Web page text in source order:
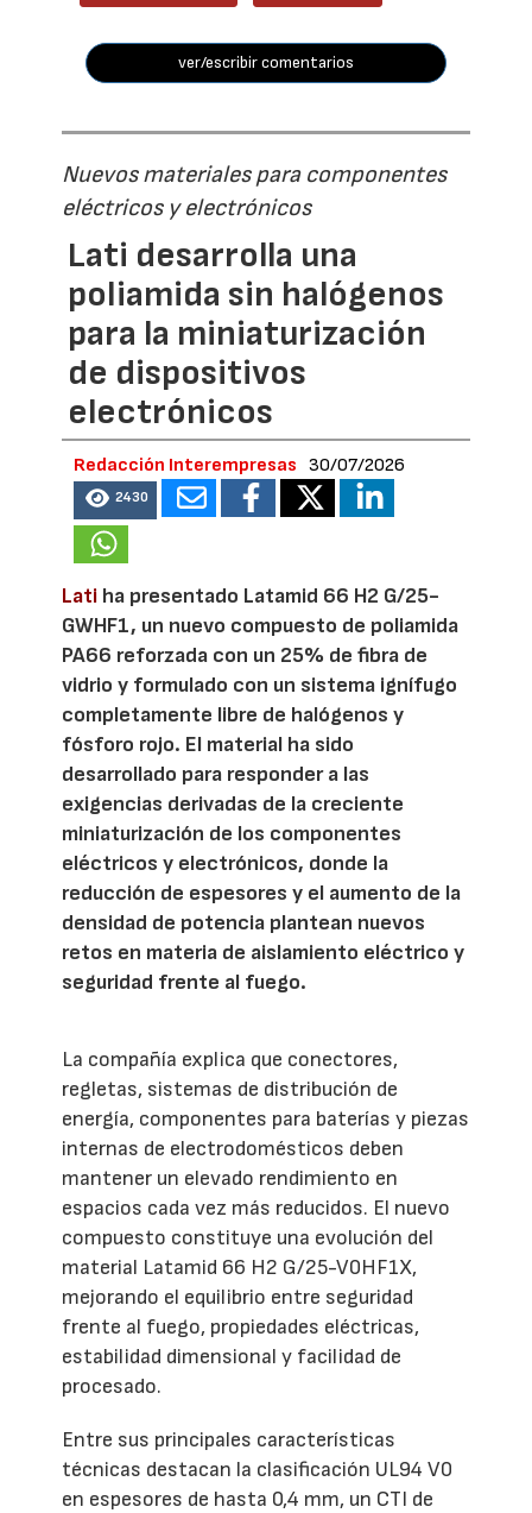
ver/escribir comentarios
Nuevos materiales para componentes
eléctricos y electrónicos
Lati desarrolla una
poliamida sin halógenos
para la miniaturización
de dispositivos
electrónicos
Redacción Interempresas 30/07/2026
2430
Lati ha presentado Latamid 66 H2 G/25-
GWHF1, un nuevo compuesto de poliamida
PA66 reforzada con un 25% de fibra de
vidrio y formulado con un sistema ignífugo
completamente libre de halógenos y
fósforo rojo. El material ha sido
desarrollado para responder a las
exigencias derivadas de la creciente
miniaturización de los componentes
eléctricos y electrónicos, donde la
reducción de espesores y el aumento de la
densidad de potencia plantean nuevos
retos en materia de aislamiento eléctrico y
seguridad frente al fuego.
La compañía explica que conectores,
regletas, sistemas de distribución de
energía, componentes para baterías y piezas
internas de electrodomésticos deben
mantener un elevado rendimiento en
espacios cada vez más reducidos. El nuevo
compuesto constituye una evolución del
material Latamid 66 H2 G/25-V0HF1X,
mejorando el equilibrio entre seguridad
frente al fuego, propiedades eléctricas,
estabilidad dimensional y facilidad de
procesado.
Entre sus principales características
técnicas destacan la clasificación UL94 V0
en espesores de hasta 0,4 mm, un CTI de